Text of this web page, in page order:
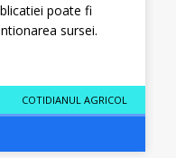
poate fi
sursei.
COTIDIANUL AGRICOL